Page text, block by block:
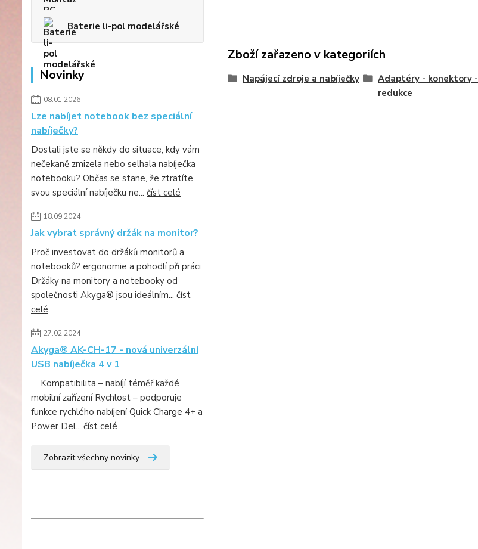
Baterie li-pol modelářské
Novinky
08.01.2026
Lze nabíjet notebook bez speciální
nabíječky?
Dostali jste se někdy do situace, kdy vám
nečekaně zmizela nebo selhala nabíječka
notebooku? Občas se stane, že ztratíte
svou speciální nabíječku ne... číst celé
18.09.2024
Jak vybrat správný držák na monitor?
Proč investovat do držáků monitorů a
notebooků? ergonomie a pohodlí při práci
Držáky na monitory a notebooky od
společnosti Akyga® jsou ideálním... číst
celé
27.02.2024
Akyga® AK-CH-17 - nová univerzální
USB nabíječka 4 v 1
Kompatibilita – nabíjí téměř každé
mobilní zařízení Rychlost – podporuje
funkce rychlého nabíjení Quick Charge 4+ a
Power Del... číst celé
Zobrazit všechny novinky
Zboží zařazeno v kategoriích
Napájecí zdroje a nabíječky
Adaptéry - konektory -
redukce